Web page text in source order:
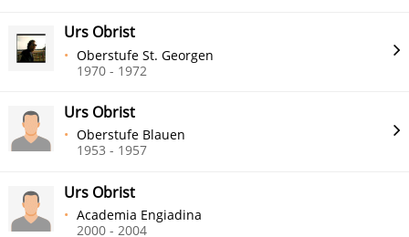
Urs Obrist
Oberstufe St. Georgen
1970 - 1972
Urs Obrist
Oberstufe Blauen
1953 - 1957
Urs Obrist
Academia Engiadina
2000 - 2004